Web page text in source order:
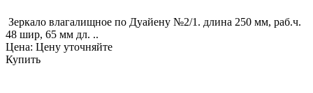
Зеркало влагалищное по Дуайену №2/1. длина 250 мм, раб.ч.
48 шир, 65 мм дл. ..
Цена: Цену уточняйте
Купить